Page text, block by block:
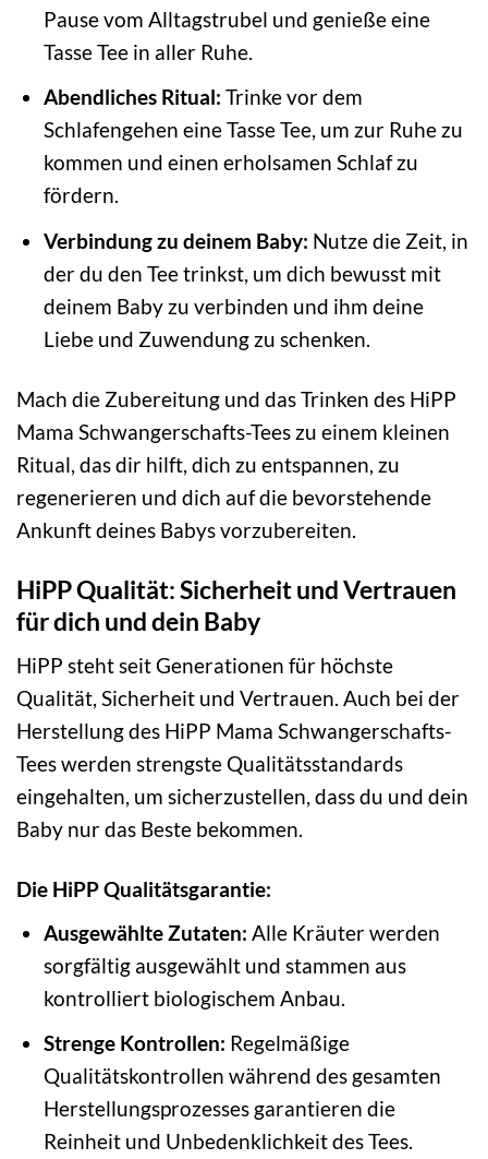
Pause vom Alltagstrubel und genieße eine
Tasse Tee in aller Ruhe.
Abendliches Ritual: Trinke vor dem
Schlafengehen eine Tasse Tee, um zur Ruhe zu
kommen und einen erholsamen Schlaf zu
fördern.
Verbindung zu deinem Baby: Nutze die Zeit, in
der du den Tee trinkst, um dich bewusst mit
deinem Baby zu verbinden und ihm deine
Liebe und Zuwendung zu schenken.
Mach die Zubereitung und das Trinken des HiPP
Mama Schwangerschafts-Tees zu einem kleinen
Ritual, das dir hilft, dich zu entspannen, zu
regenerieren und dich auf die bevorstehende
Ankunft deines Babys vorzubereiten.
HiPP Qualität: Sicherheit und Vertrauen
für dich und dein Baby
HiPP steht seit Generationen für höchste
Qualität, Sicherheit und Vertrauen. Auch bei der
Herstellung des HiPP Mama Schwangerschafts-
Tees werden strengste Qualitätsstandards
eingehalten, um sicherzustellen, dass du und dein
Baby nur das Beste bekommen.
Die HiPP Qualitätsgarantie:
Ausgewählte Zutaten: Alle Kräuter werden
sorgfältig ausgewählt und stammen aus
kontrolliert biologischem Anbau.
Strenge Kontrollen: Regelmäßige
Qualitätskontrollen während des gesamten
Herstellungsprozesses garantieren die
Reinheit und Unbedenklichkeit des Tees.